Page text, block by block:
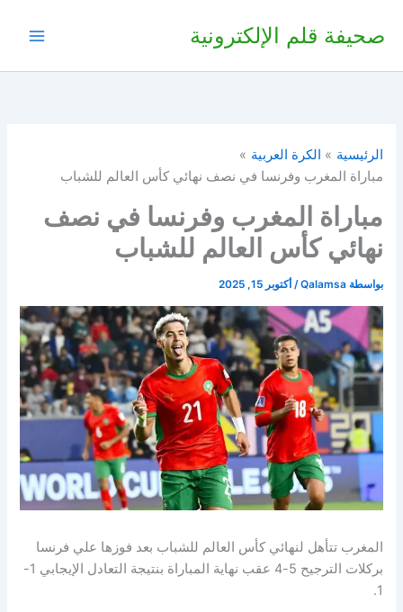
صحيفة قلم الإلكترونية
الرئيسية
الكرة العربية
مباراة المغرب وفرنسا في نصف نهائي كأس العالم للشباب
مباراة المغرب وفرنسا في نصف
نهائي كأس العالم للشباب
بواسطة Qalamsa
/ أكتوبر 15, 2025
المغرب تتأهل لنهائي كأس العالم للشباب بعد فوزها علي فرنسا
بركلات الترجيح 5-4 عقب نهاية المباراة بنتيجة التعادل الإيجابي 1-
1.